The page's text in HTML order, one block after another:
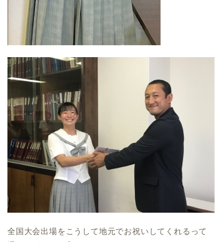
全国大会出場をこうして地元でお祝いしてくれるって